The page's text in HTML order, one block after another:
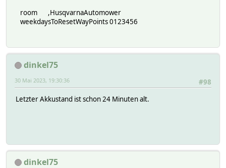
room ,HusqvarnaAutomower
weekdaysToResetWayPoints 0123456
dinkel75
#98
30 Mai 2023, 19:30:36
Letzter Akkustand ist schon 24 Minuten alt.
dinkel75